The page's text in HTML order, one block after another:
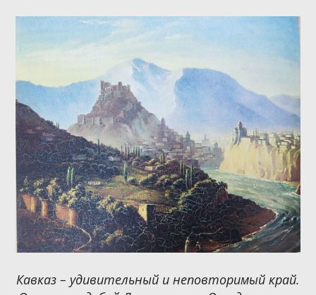
Кавказ – удивительный и неповторимый край.